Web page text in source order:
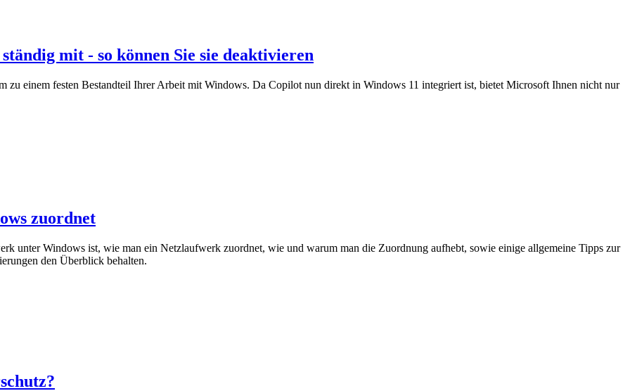
mit - so können Sie sie deaktivieren
zu einem festen Bestandteil Ihrer Arbeit mit Windows. Da Copilot nun direkt in Windows 11 integriert ist, bietet Microsoft Ihnen nicht nur
zuordnet
unter Windows ist, wie man ein Netzlaufwerk zuordnet, wie und warum man die Zuordnung aufhebt, sowie einige allgemeine Tipps zur
den Überblick behalten.